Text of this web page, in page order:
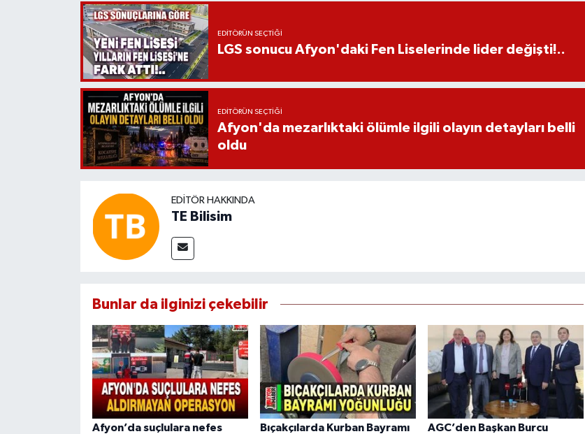
EDITÖRÜN SEÇTIĞI
LGS sonucu Afyon'daki Fen Liselerinde lider değişti!..
EDITÖRÜN SEÇTIĞI
Afyon'da mezarlıktaki ölümle ilgili olayın detayları belli
oldu
EDITÖR HAKKINDA
TE Bilisim
Bunlar da ilginizi çekebilir
Afyon’da suçlulara nefes
Bıçakçılarda Kurban Bayramı
AGC’den Başkan Burcu